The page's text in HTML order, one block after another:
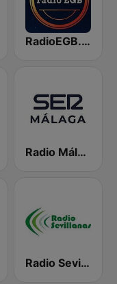
RadioEGB.com
Radio Málaga SER
Radio Sevillanas